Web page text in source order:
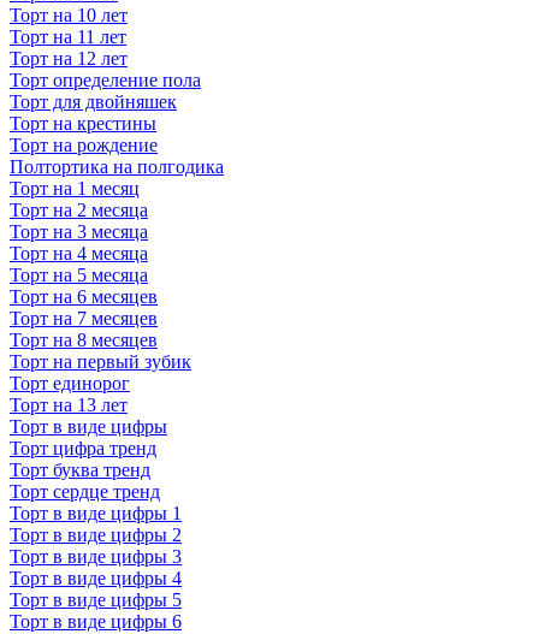
Торт на 10 лет
Торт на 11 лет
Торт на 12 лет
Торт определение пола
Торт для двойняшек
Торт на крестины
Торт на рождение
Полтортика на полгодика
Торт на 1 месяц
Торт на 2 месяца
Торт на 3 месяца
Торт на 4 месяца
Торт на 5 месяца
Торт на 6 месяцев
Торт на 7 месяцев
Торт на 8 месяцев
Торт на первый зубик
Торт единорог
Торт на 13 лет
Торт в виде цифры
Торт цифра тренд
Торт буква тренд
Торт сердце тренд
Торт в виде цифры 1
Торт в виде цифры 2
Торт в виде цифры 3
Торт в виде цифры 4
Торт в виде цифры 5
Торт в виде цифры 6